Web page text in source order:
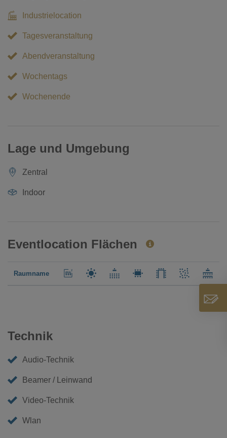
Industrielocation
Tagesveranstaltung
Abendveranstaltung
Wochentags
Wochenende
Lage und Umgebung
Zentral
Indoor
Eventlocation Flächen
Raumname
Technik
Audio-Technik
Beamer / Leinwand
Video-Technik
Wlan